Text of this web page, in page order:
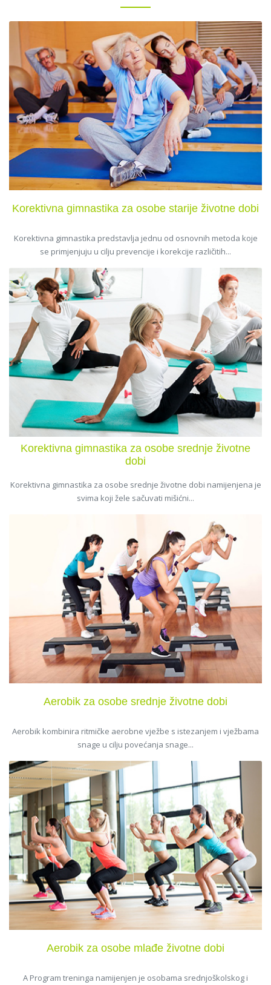
Korektivna gimnastika za osobe starije životne dobi
Korektivna gimnastika predstavlja jednu od osnovnih metoda koje
se primjenjuju u cilju prevencije i korekcije različitih...
Korektivna gimnastika za osobe srednje životne
dobi
Korektivna gimnastika za osobe srednje životne dobi namijenjena je
svima koji žele sačuvati mišićni...
Aerobik za osobe srednje životne dobi
Aerobik kombinira ritmičke aerobne vježbe s istezanjem i vježbama
snage u cilju povećanja snage...
Aerobik za osobe mlađe životne dobi
A Program treninga namijenjen je osobama srednjoškolskog i